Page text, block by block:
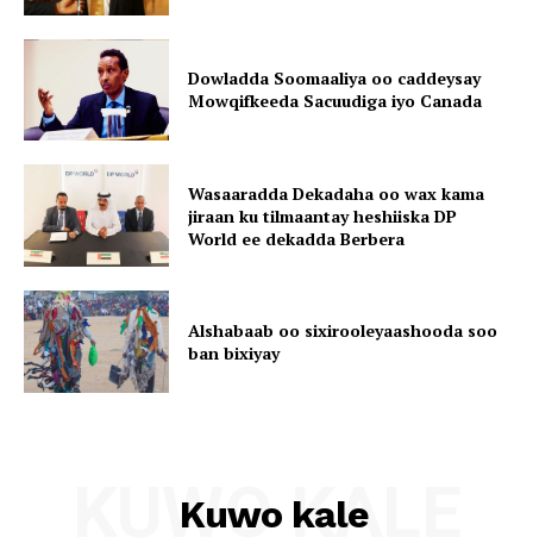
Dowladda Soomaaliya oo caddeysay
Mowqifkeeda Sacuudiga iyo Canada
Wasaaradda Dekadaha oo wax kama
jiraan ku tilmaantay heshiiska DP
World ee dekadda Berbera
Alshabaab oo sixirooleyaashooda soo
ban bixiyay
Kuwo kale
KUWO KALE